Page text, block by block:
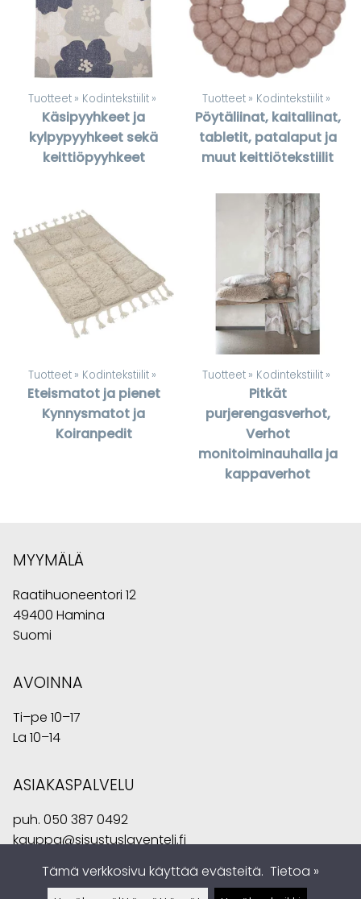
Tuotteet ‪» Kodintekstiilit ‪»
Käsipyyhkeet ja
kylpypyyhkeet sekä
keittiöpyyhkeet
Tuotteet ‪» Kodintekstiilit ‪»
Pöytäliinat, kaitaliinat,
tabletit, patalaput ja
muut keittiötekstiilit
Tuotteet ‪» Kodintekstiilit ‪»
Eteismatot ja pienet
Kynnysmatot ja
Koiranpedit
Tuotteet ‪» Kodintekstiilit ‪»
Pitkät
purjerengasverhot,
Verhot
monitoiminauhalla ja
kappaverhot
MYYMÄLÄ
Raatihuoneentori 12
49400 Hamina
Suomi
AVOINNA
Ti–pe 10–17
La 10–14
ASIAKASPALVELU
puh. 050 387 0492
kauppa@sisustuslaventeli.fi
Tämä verkkosivu käyttää evästeitä. Tietoa »